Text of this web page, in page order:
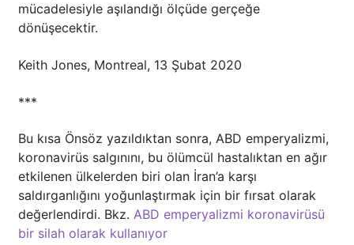
mücadelesiyle aşılandığı ölçüde gerçeğe
dönüşecektir.
Keith Jones, Montreal, 13 Şubat 2020
***
Bu kısa Önsöz yazıldıktan sonra, ABD emperyalizmi,
koronavirüs salgınını, bu ölümcül hastalıktan en ağır
etkilenen ülkelerden biri olan İran’a karşı
saldırganlığını yoğunlaştırmak için bir fırsat olarak
değerlendirdi. Bkz. ABD emperyalizmi koronavirüsü
bir silah olarak kullanıyor